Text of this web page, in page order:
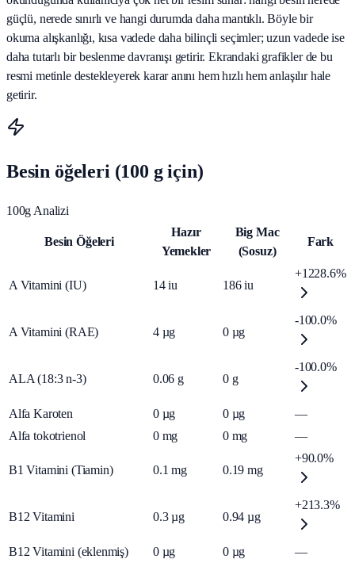
güçlü, nerede sınırlı ve hangi durumda daha mantıklı. Böyle bir
okuma alışkanlığı, kısa vadede daha bilinçli seçimler; uzun vadede ise
daha tutarlı bir beslenme davranışı getirir. Ekrandaki grafikler de bu
resmi metinle destekleyerek karar anını hem hızlı hem anlaşılır hale
getirir.
Besin öğeleri (100 g için)
100g Analizi
Besin Öğeleri
Hazır
Yemekler
Big Mac
(Sosuz)
Fark
A Vitamini (IU) 14 iu 186 iu
+1228.6%
A Vitamini (RAE) 4 µg 0 µg
-100.0%
ALA (18:3 n-3) 0.06 g 0 g
-100.0%
Alfa Karoten 0 µg 0 µg
—
Alfa tokotrienol
0 mg 0 mg —
B1 Vitamini (Tiamin) 0.1 mg 0.19 mg
+90.0%
B12 Vitamini 0.3 µg 0.94 µg
+213.3%
B12 Vitamini (eklenmiş) 0 µg 0 µg —